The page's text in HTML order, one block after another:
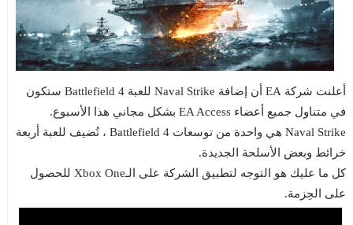
أعلنت شركة EA أن إضافة Naval Strike للعبة Battlefield 4 ستكون
في متناول جميع أعضاء EA Access بشكل مجاني هذا الأسبوع.
Naval Strike هي واحدة من توسعات Battlefield 4 ، تُضيف للعبة أربعة
خرائط وبعض الأسلحة الجديدة.
كل ما عليك هو التوجه لتطبيق الشركة على الـXbox One للحصول
على الحِزمة.